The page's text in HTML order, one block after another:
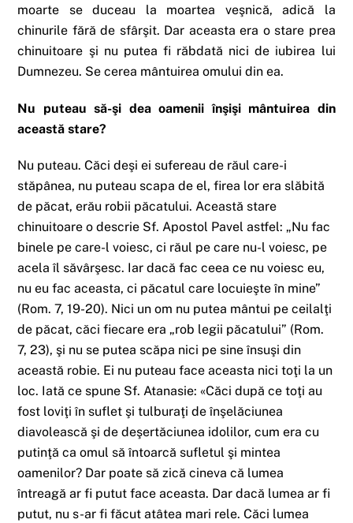
moarte se duceau la moartea veşnică, adică la
chinurile fără de sfârşit. Dar aceasta era o stare prea
chinuitoare şi nu putea fi răbdată nici de iubirea lui
Dumnezeu. Se cerea mântuirea omului din ea.
Nu puteau să-şi dea oamenii înşişi mântuirea din
această stare?
Nu puteau. Căci deşi ei sufereau de răul care-i
stăpânea, nu puteau scapa de el, firea lor era slăbită
de păcat, erău robii păcatului. Această stare
chinuitoare o descrie Sf. Apostol Pavel astfel: „Nu fac
binele pe care-l voiesc, ci răul pe care nu-l voiesc, pe
acela îl săvârşesc. Iar dacă fac ceea ce nu voiesc eu,
nu eu fac aceasta, ci păcatul care locuieşte în mine”
(Rom. 7, 19-20). Nici un om nu putea mântui pe ceilalţi
de păcat, căci fiecare era „rob legii păcatului” (Rom.
7, 23), şi nu se putea scăpa nici pe sine însuşi din
această robie. Ei nu puteau face aceasta nici toţi la un
loc. Iată ce spune Sf. Atanasie: «Căci după ce toţi au
fost loviţi în suflet şi tulburaţi de înşelăciunea
diavolească şi de deşertăciunea idolilor, cum era cu
putinţă ca omul să întoarcă sufletul şi mintea
oamenilor? Dar poate să zică cineva că lumea
întreagă ar fi putut face aceasta. Dar dacă lumea ar fi
putut, nu s-ar fi făcut atâtea mari rele. Căci lumea